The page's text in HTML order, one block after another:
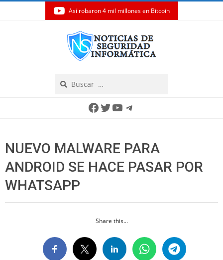
Así robaron 4 mil millones en Bitcoin
Facebook
Twitter
YouTube
Telegram
NUEVO MALWARE PARA
ANDROID SE HACE PASAR POR
WHATSAPP
Share this...